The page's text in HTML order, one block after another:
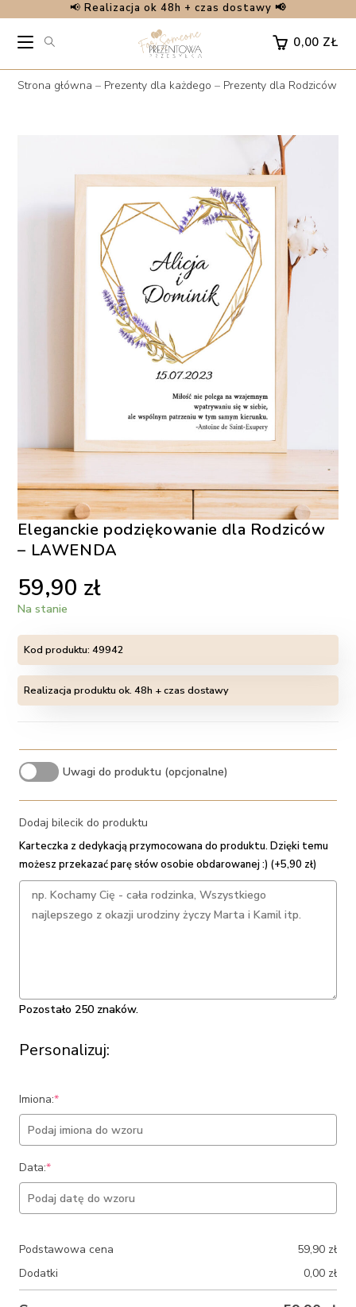
content
📢 Realizacja ok 48h + czas dostawy 📢
0,00 ZŁ
Strona główna – Prezenty dla każdego – Prezenty dla Rodziców
Eleganckie podziękowanie dla Rodziców
– LAWENDA
59,90 zł
Na stanie
Kod produktu:49942
Realizacja produktu ok. 48h + czas dostawy
Uwagi do produktu (opcjonalne)
Dodaj bilecik do produktu
Karteczka z dedykacją przymocowana do produktu. Dzięki temu
możesz przekazać parę słów osobie obdarowanej :) (+5,90 zł)
Pozostało 250 znaków.
Personalizuj:
Imiona:*(required)
Data:*(required)
Podstawowa cena 59,90 zł
Dodatki
0,00 zł